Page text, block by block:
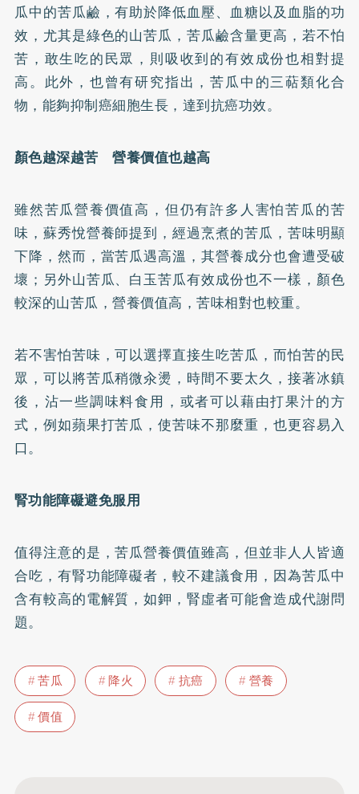
瓜中的苦瓜鹼，有助於降低血壓、血糖以及血脂的功
效，尤其是綠色的山苦瓜，苦瓜鹼含量更高，若不怕
苦，敢生吃的民眾，則吸收到的有效成份也相對提
高。此外，也曾有研究指出，苦瓜中的三萜類化合
物，能夠抑制癌細胞生長，達到抗癌功效。
顏色越深越苦 營養價值也越高
雖然苦瓜營養價值高，但仍有許多人害怕苦瓜的苦
味，蘇秀悅營養師提到，經過烹煮的苦瓜，苦味明顯
下降，然而，當苦瓜遇高溫，其營養成分也會遭受破
壞；另外山苦瓜、白玉苦瓜有效成份也不一樣，顏色
較深的山苦瓜，營養價值高，苦味相對也較重。
若不害怕苦味，可以選擇直接生吃苦瓜，而怕苦的民
眾，可以將苦瓜稍微汆燙，時間不要太久，接著冰鎮
後，沾一些調味料食用，或者可以藉由打果汁的方
式，例如蘋果打苦瓜，使苦味不那麼重，也更容易入
口。
腎功能障礙避免服用
值得注意的是，苦瓜營養價值雖高，但並非人人皆適
合吃，有腎功能障礙者，較不建議食用，因為苦瓜中
含有較高的電解質，如鉀，腎虛者可能會造成代謝問
題。
苦瓜 降火 抗癌
營養
價值